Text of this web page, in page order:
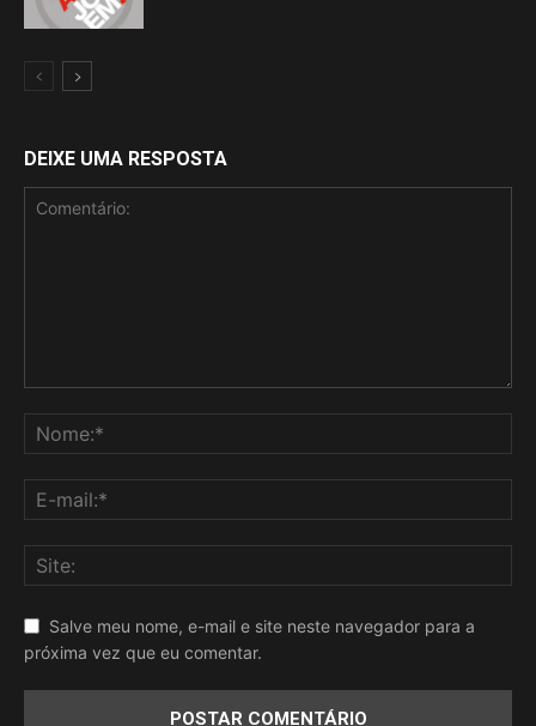
DEIXE UMA RESPOSTA
Salve meu nome, e-mail e site neste navegador para a
próxima vez que eu comentar.